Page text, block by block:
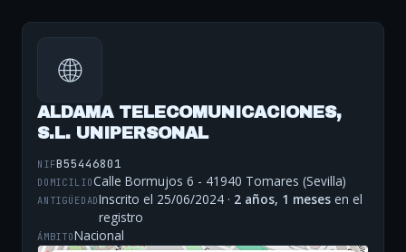
🌐
ALDAMA TELECOMUNICACIONES,
S.L. UNIPERSONAL
NIFB55446801
DOMICILIOCalle Bormujos 6 - 41940 Tomares (Sevilla)
ANTIGÜEDADInscrito el 25/06/2024 · 2 años, 1 meses en el
registro
ÁMBITONacional